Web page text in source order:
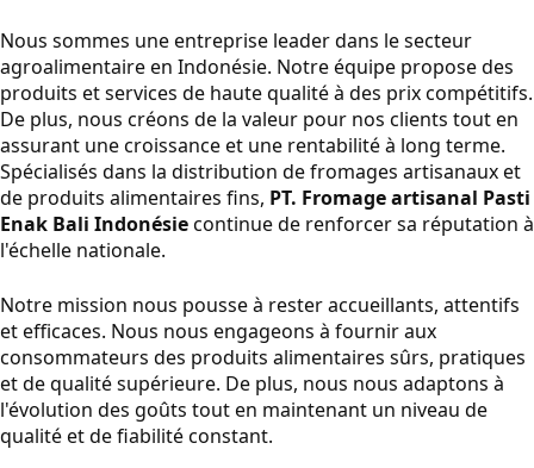
Nous sommes une entreprise leader dans le secteur
agroalimentaire en Indonésie. Notre équipe propose des
produits et services de haute qualité à des prix compétitifs.
De plus, nous créons de la valeur pour nos clients tout en
assurant une croissance et une rentabilité à long terme.
Spécialisés dans la distribution de fromages artisanaux et
de produits alimentaires fins, PT. Fromage artisanal Pasti
Enak Bali Indonésiecontinue de renforcer sa réputation à
l'échelle nationale.
Notre mission nous pousse à rester accueillants, attentifs
et efficaces. Nous nous engageons à fournir aux
consommateurs des produits alimentaires sûrs, pratiques
et de qualité supérieure. De plus, nous nous adaptons à
l'évolution des goûts tout en maintenant un niveau de
qualité et de fiabilité constant.